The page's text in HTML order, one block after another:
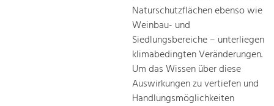
Naturschutzflächen ebenso wie
Weinbau- und
Siedlungsbereiche – unterliegen
klimabedingten Veränderungen.
Um das Wissen über diese
Auswirkungen zu vertiefen und
Handlungsmöglichkeiten